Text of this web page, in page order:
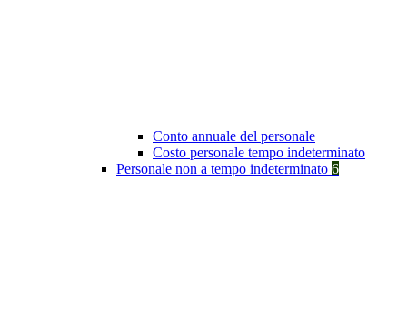
Conto annuale del personale
Costo personale tempo indeterminato
Personale non a tempo indeterminato 6